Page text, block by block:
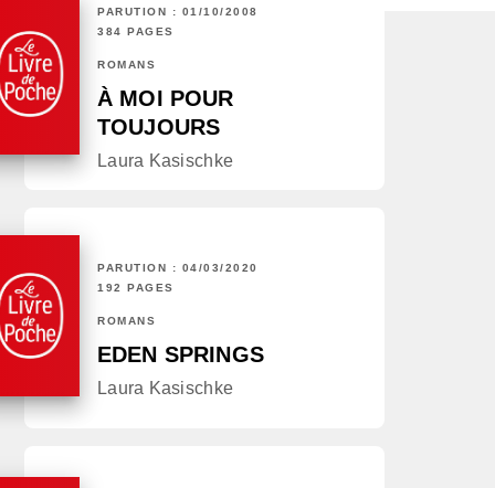
PARUTION : 01/10/2008
384 PAGES
ROMANS
À MOI POUR
TOUJOURS
Laura Kasischke
PARUTION : 04/03/2020
192 PAGES
ROMANS
EDEN SPRINGS
Laura Kasischke